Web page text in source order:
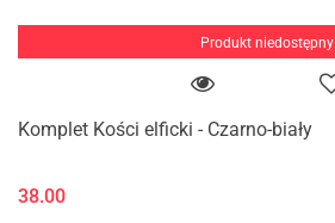
Produkt niedostępny
Komplet Kości elficki - Czarno-biały
38.00